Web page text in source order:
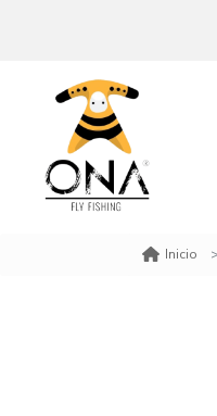
Inicio